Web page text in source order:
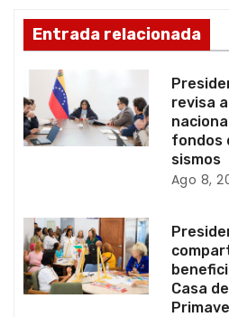
n
d
e
e
t
r
a
Entrada relacionada
revisa
fondos
sismos
Ago 8,
Casa